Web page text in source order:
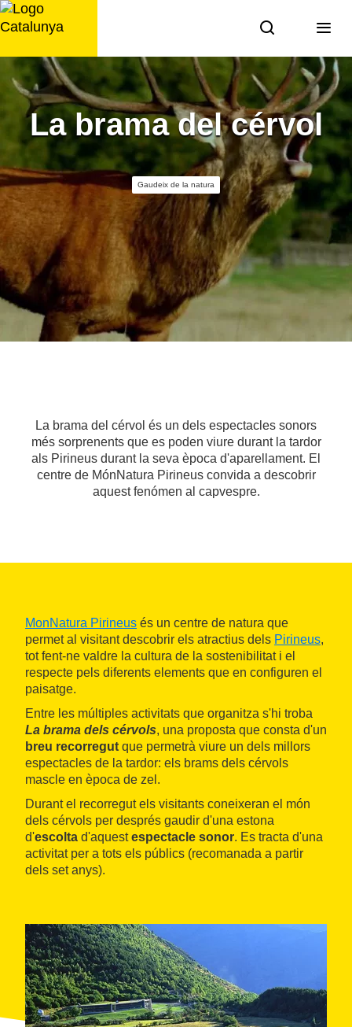
Saltar
al
La brama del cérvol
Gaudeix de la natura
La brama del cérvol és un dels espectacles sonors
més sorprenents que es poden viure durant la tardor
als Pirineus durant la seva època d'aparellament. El
centre de MónNatura Pirineus convida a descobrir
aquest fenómen al capvespre.
MonNatura Pirineus és un centre de natura que
permet al visitant descobrir els atractius dels Pirineus,
tot fent-ne valdre la cultura de la sostenibilitat i el
respecte pels diferents elements que en configuren el
paisatge.
Entre les múltiples activitats que organitza s'hi troba
La brama dels cérvols, una proposta que consta d'un
breu recorregut que permetrà viure un dels millors
espectacles de la tardor: els brams dels cérvols
mascle en època de zel.
Durant el recorregut els visitants coneixeran el món
dels cérvols per després gaudir d'una estona
d'escolta d'aquestespectacle sonor. Es tracta d'una
activitat per a tots els públics (recomanada a partir
dels set anys).